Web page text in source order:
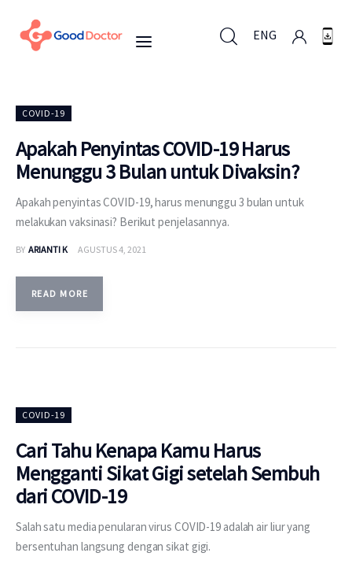
ENG
Untuk Bisnis
Untuk Anda
Mengapa Good Doctor
Berita
COVID-19
Apakah Penyintas COVID-19 Harus
Menunggu 3 Bulan untuk Divaksin?
Apakah penyintas COVID-19, harus menunggu 3 bulan untuk
melakukan vaksinasi? Berikut penjelasannya.
BY ARIANTI K AGUSTUS 4, 2021
READ MORE
COVID-19
Cari Tahu Kenapa Kamu Harus
Mengganti Sikat Gigi setelah Sembuh
dari COVID-19
Salah satu media penularan virus COVID-19 adalah air liur yang
bersentuhan langsung dengan sikat gigi.